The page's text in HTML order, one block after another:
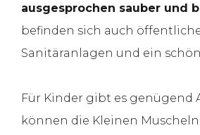
ausgesprochen sauber und
befinden sich auch
Sanitäranlagen und ein
Für Kinder gibt es genügend
können die Kleinen Muscheln